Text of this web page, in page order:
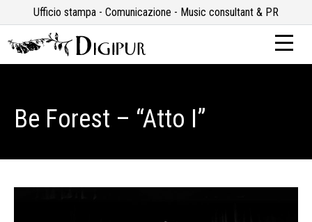
Ufficio stampa - Comunicazione - Music consultant & PR
Be Forest – “Atto I”